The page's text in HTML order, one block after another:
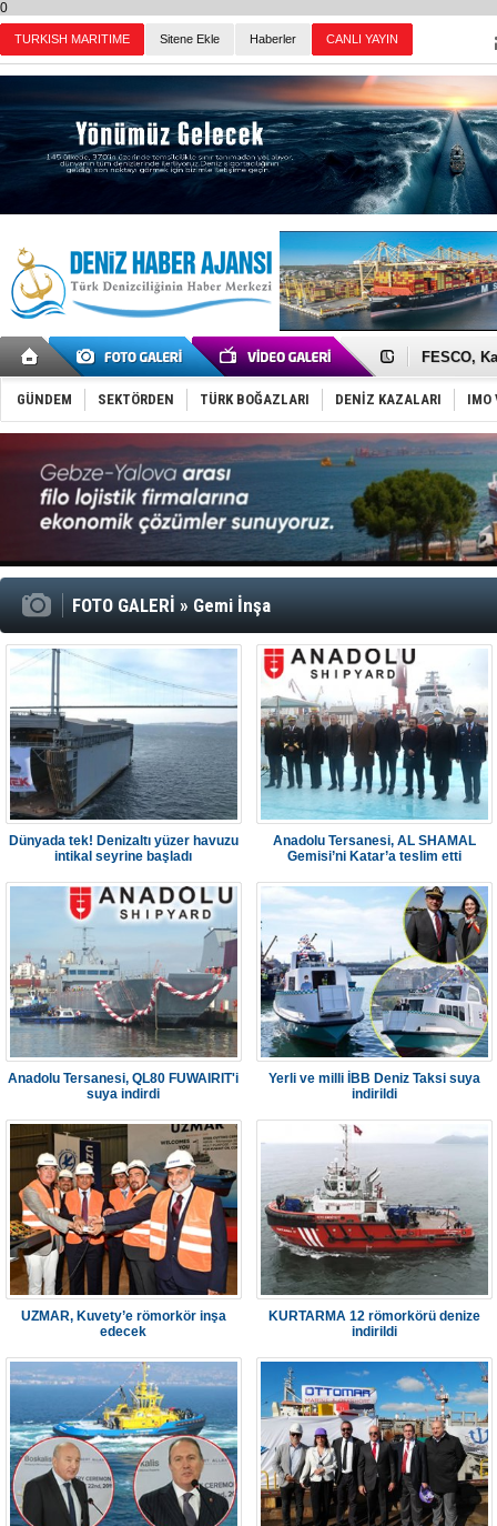
0
Sitene Ekle Haberler
İngiliz
DESE,
35 milyon
İnsansız
Yüzyıl
Anadolu
Derince,
Tüpraş,
İTU AUV,
LNG
PROYAD,
Türkiye-
GÜNDEM SEKTÖRDEN TÜRK BOĞAZLARI DENİZ KAZALARI IMO
FOTO GALERİ » Gemi İnşa
Dünyada tek! Denizaltı yüzer havuzu
intikal seyrine başladı
Anadolu Tersanesi, AL SHAMAL
Gemisi’ni Katar’a teslim etti
Anadolu Tersanesi, QL80 FUWAIRIT'i
suya indirdi
Yerli ve milli İBB Deniz Taksi suya
indirildi
UZMAR, Kuvety’e römorkör inşa
edecek
KURTARMA 12 römorkörü denize
indirildi